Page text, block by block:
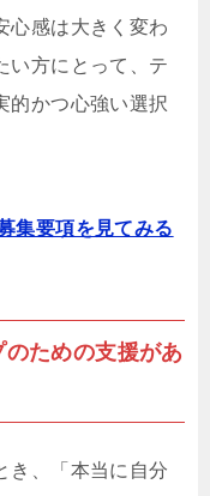
心感は大きく変わ
い方にとって、テ
的かつ心強い選択
集要項を見てみる
のための支援があ
き、「本当に自分